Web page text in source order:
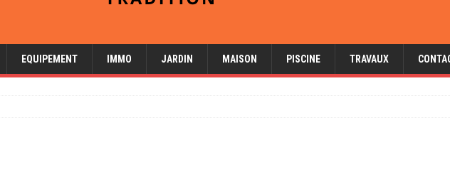
EQUIPEMENT IMMO JARDIN MAISON PISCINE TRAVAUX